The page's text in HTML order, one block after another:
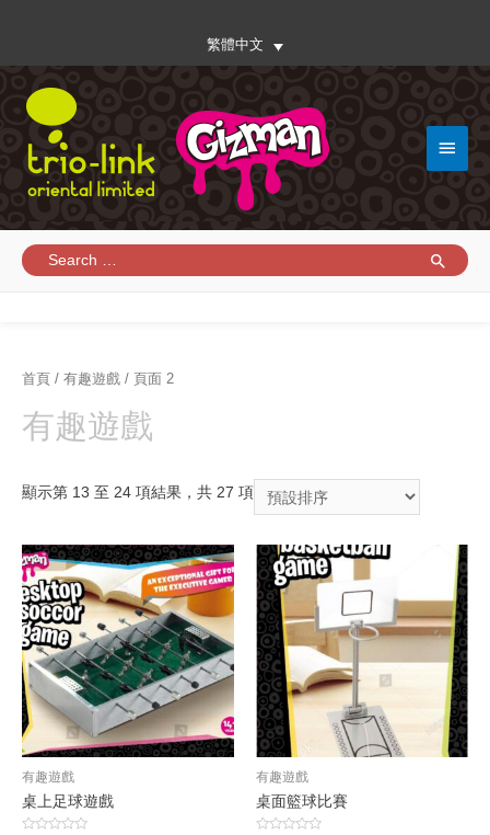
繁體中文
Main
Search
for:
首頁 / 有趣遊戲 / 頁面 2
有趣遊戲
顯示第 13 至 24 項結果，共 27 項
有趣遊戲
桌上足球遊戲
有趣遊戲
桌面籃球比賽